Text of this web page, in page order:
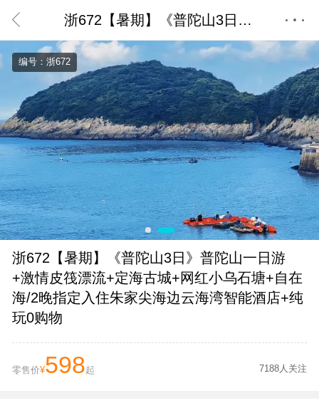
浙672【暑期】《普陀山3日》普陀山一日游+激情皮筏漂流+定海古城+网红小乌石塘+自在海/2晚指定入住朱家尖海边云海湾智能酒店+纯玩0购物
编号：浙672
浙672【暑期】《普陀山3日》普陀山一日游
+激情皮筏漂流+定海古城+网红小乌石塘+自在
海/2晚指定入住朱家尖海边云海湾智能酒店+纯
玩0购物
零售价¥598起 7188人关注